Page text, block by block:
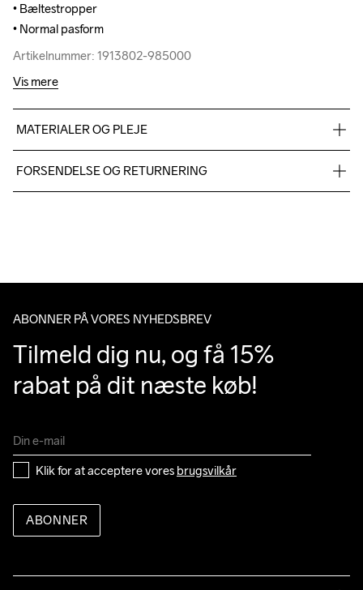
• Bæltestropper
• Normal pasform
Artikelnummer: 1913802-985000
• Bæltestropper
• Normal pasform
Artikelnummer: 1913802-985000
Vis mere
MATERIALER OG PLEJE
Indlæg: 46% polyamid recycled 44% polyamid 10% elastande
FORSENDELSE OG RETURNERING
ABONNER PÅ VORES NYHEDSBREV
Tilmeld dig nu, og få 15%
rabat på dit næste køb!
Klik for at acceptere vores brugsvilkår
ABONNER